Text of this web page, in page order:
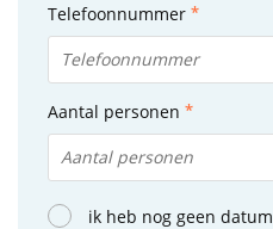
Telefoonnummer
Aantal personen
ik heb nog geen datum